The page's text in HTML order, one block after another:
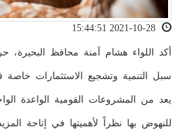
أكد اللواء هشام آمنة محافظ
سبل التنمية وتشجيع الاستثمارات خاصة
يعد من المشروعات القومية الواعدة
للنهوض بها نظراً لأهميتها في إتاحة